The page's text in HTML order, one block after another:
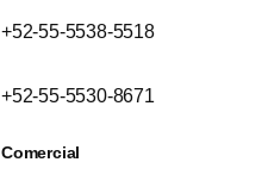
+52-55-5538-5518
+52-55-5530-8671
Comercial